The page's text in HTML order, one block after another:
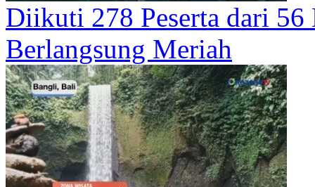
Diikuti 278 Peserta dari 56
Berlangsung Meriah